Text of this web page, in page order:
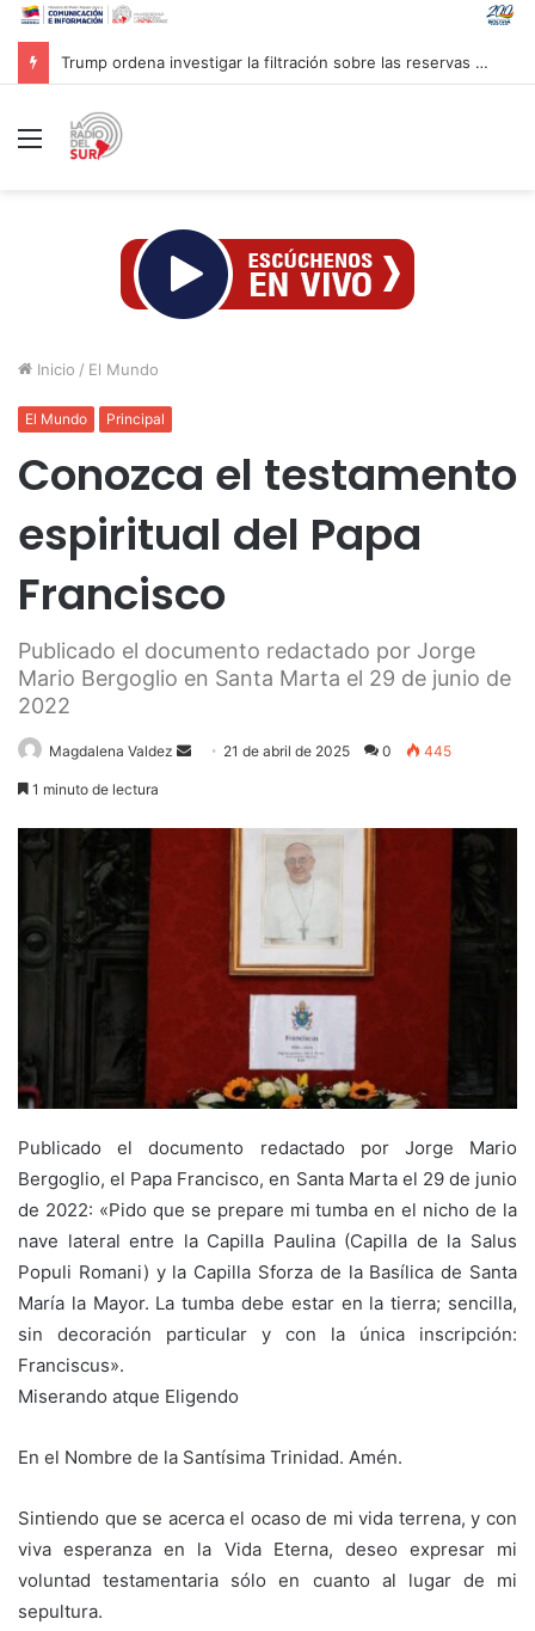
Trump ordena investigar la filtración sobre las reservas de municiones
Menú
Inicio / El Mundo
El Mundo Principal
Conozca el testamento
espiritual del Papa
Francisco
Publicado el documento redactado por Jorge
Mario Bergoglio en Santa Marta el 29 de junio de
2022
Magdalena Valdez
Send 21 de abril de 2025 0 445
1 minuto de lectura
Publicado el documento redactado por Jorge Mario
Bergoglio, el Papa Francisco, en Santa Marta el 29 de junio
de 2022: «Pido que se prepare mi tumba en el nicho de la
nave lateral entre la Capilla Paulina (Capilla de la Salus
Populi Romani) y la Capilla Sforza de la Basílica de Santa
María la Mayor. La tumba debe estar en la tierra; sencilla,
sin decoración particular y con la única inscripción:
Franciscus».
Miserando atque Eligendo
En el Nombre de la Santísima Trinidad. Amén.
Sintiendo que se acerca el ocaso de mi vida terrena, y con
viva esperanza en la Vida Eterna, deseo expresar mi
voluntad testamentaria sólo en cuanto al lugar de mi
sepultura.